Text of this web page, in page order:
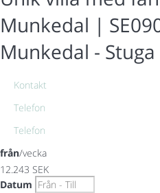
Munkedal |
Munkedal - Stuga
Kontakt
Telefon
Telefon
från/vecka
12.243 SEK
Datum